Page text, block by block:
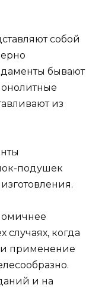
собой
бывают
из
подушек
случаях, когда
и применение
и на